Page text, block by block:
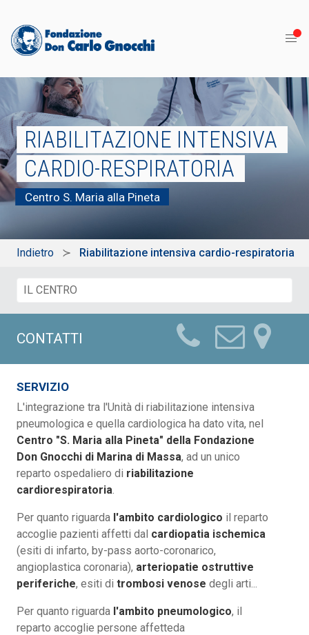
RIABILITAZIONE INTENSIVA
CARDIO-RESPIRATORIA
Centro S. Maria alla Pineta
Indietro Riabilitazione intensiva cardio-respiratoria
CONTATTI
SERVIZIO
L'integrazione tra l'Unità di riabilitazione intensiva
pneumologica e quella cardiologica ha dato vita, nel
Centro "S. Maria alla Pineta" della Fondazione
Don Gnocchi di Marina di Massa, ad un unico
reparto ospedaliero di riabilitazione
cardiorespiratoria
Per quanto riguarda l'ambito cardiologico il reparto
accoglie pazienti affetti dal cardiopatia ischemica
(esiti di infarto, by-pass aorto-coronarico,
angioplastica coronaria), arteriopatie ostruttive
periferiche, esiti di trombosi venose degli arti...
Per quanto riguarda l'ambito pneumologico, il
reparto accoglie persone affetteda